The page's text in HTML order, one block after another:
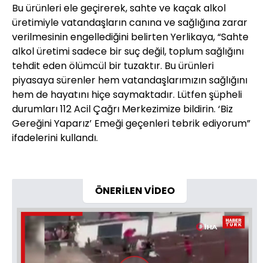
Bu ürünleri ele geçirerek, sahte ve kaçak alkol
üretimiyle vatandaşların canına ve sağlığına zarar
verilmesinin engellediğini belirten Yerlikaya, “Sahte
alkol üretimi sadece bir suç değil, toplum sağlığını
tehdit eden ölümcül bir tuzaktır. Bu ürünleri
piyasaya sürenler hem vatandaşlarımızın sağlığını
hem de hayatını hiçe saymaktadır. Lütfen şüpheli
durumları 112 Acil Çağrı Merkezimize bildirin. ‘Biz
Gereğini Yaparız’ Emeği geçenleri tebrik ediyorum”
ifadelerini kullandı.
ÖNERİLEN VİDEO